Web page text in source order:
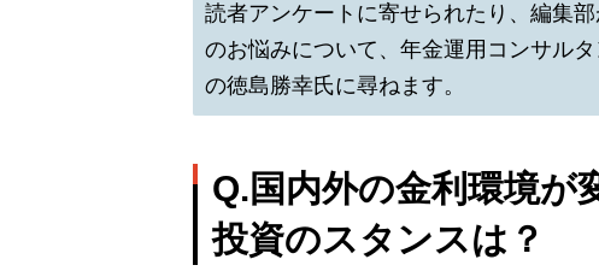
読者アンケートに寄せられたり、編集
のお悩みについて、年金運用コンサル
の徳島勝幸氏に尋ねます。
Q.国内外の金利環境が
投資のスタンスは？